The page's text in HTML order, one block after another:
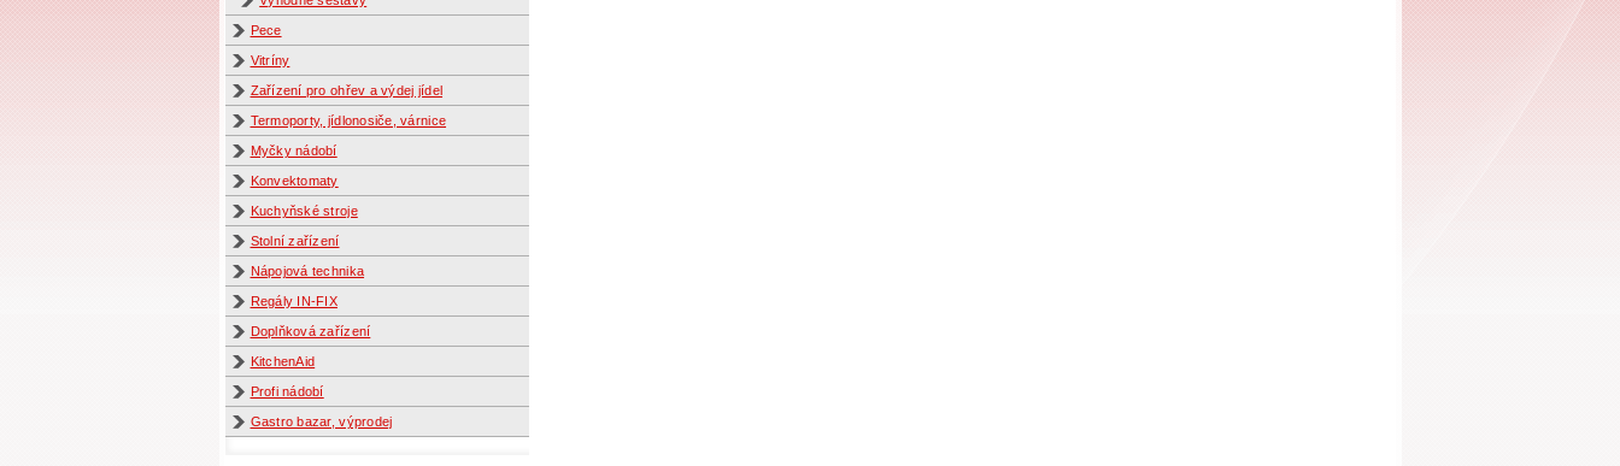
Pece
Vitríny
Zařízení pro ohřev a výdej jídel
Termoporty, jídlonosiče, várnice
Myčky nádobí
Konvektomaty
Kuchyňské stroje
Stolní zařízení
Nápojová technika
Regály IN-FIX
Doplňková zařízení
KitchenAid
Profi nádobí
Gastro bazar, výprodej